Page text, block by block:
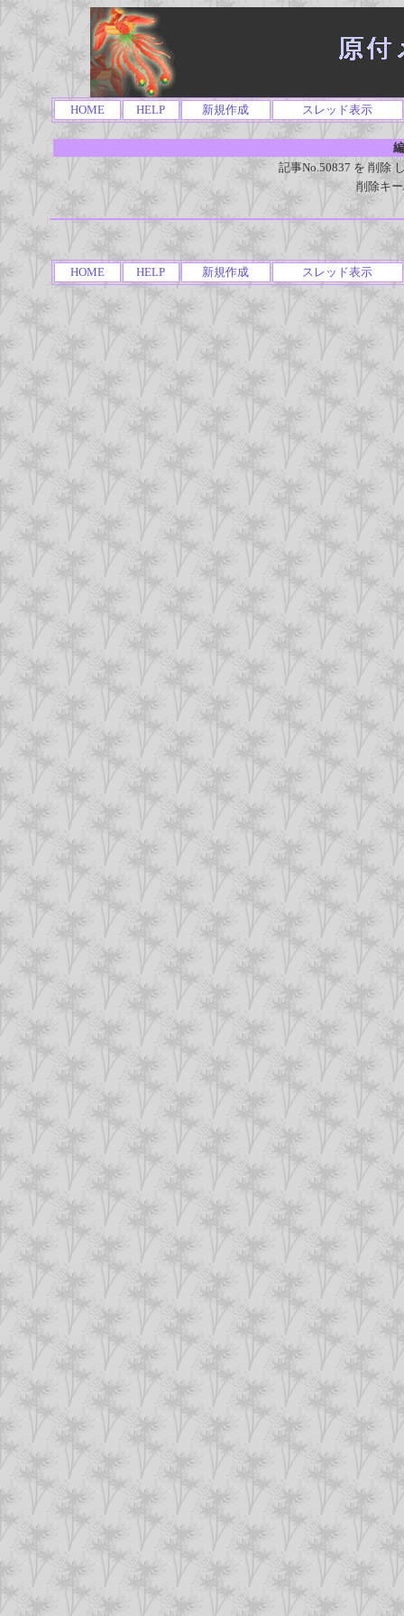
HOME HELP 新規作成 スレッド表示
記事No.50837 を 削除
削除キ
HOME HELP 新規作成 スレッド表示